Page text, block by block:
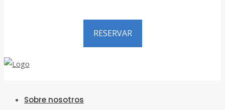
RESERVAR
Sobre nosotros